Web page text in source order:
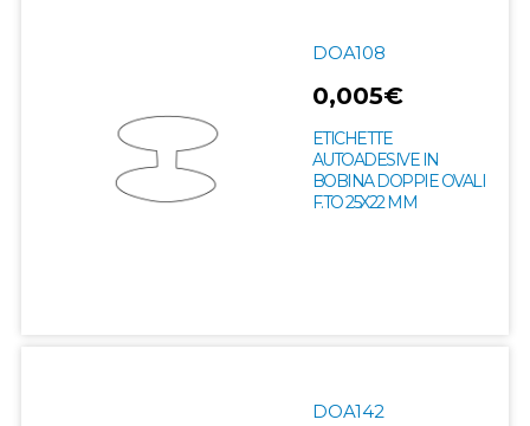
DOA108
0,005€
ETICHETTE
AUTOADESIVE IN
BOBINA DOPPIE OVALI
F.TO 25X22 MM
DOA142